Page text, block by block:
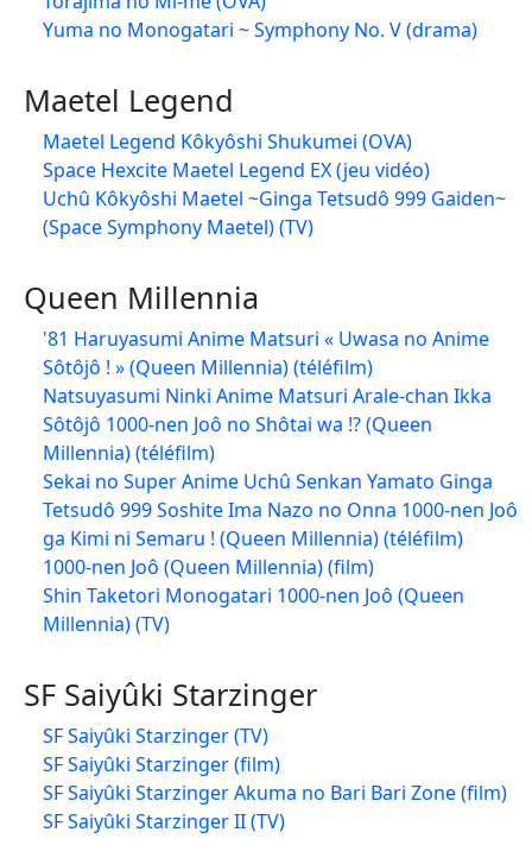
Yuma no Monogatari ~ Symphony No. V (drama)
Maetel Legend
Maetel Legend Kôkyôshi Shukumei (OVA)
Space Hexcite Maetel Legend EX (jeu vidéo)
Uchû Kôkyôshi Maetel ~Ginga Tetsudô 999 Gaiden~
(Space Symphony Maetel) (TV)
Queen Millennia
'81 Haruyasumi Anime Matsuri « Uwasa no Anime
Sôtôjô ! » (Queen Millennia) (téléfilm)
Natsuyasumi Ninki Anime Matsuri Arale-chan Ikka
Sôtôjô 1000-nen Joô no Shôtai wa !? (Queen
Millennia) (téléfilm)
Sekai no Super Anime Uchû Senkan Yamato Ginga
Tetsudô 999 Soshite Ima Nazo no Onna 1000-nen Joô
ga Kimi ni Semaru ! (Queen Millennia) (téléfilm)
1000-nen Joô (Queen Millennia) (film)
Shin Taketori Monogatari 1000-nen Joô (Queen
Millennia) (TV)
SF Saiyûki Starzinger
SF Saiyûki Starzinger (TV)
SF Saiyûki Starzinger (film)
SF Saiyûki Starzinger Akuma no Bari Bari Zone (film)
SF Saiyûki Starzinger II (TV)